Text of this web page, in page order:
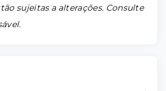
sujeitas a alterações. Consulte